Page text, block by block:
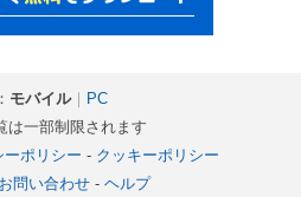
モバイル｜ PC
は一部制限されます
ーポリシー - クッキーポリシー
お問い合わせ- ヘルプ